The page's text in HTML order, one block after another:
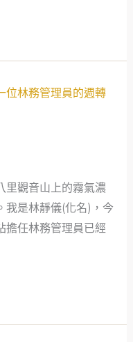
林務管理員的週轉
里觀音山上的霧氣濃
我是林靜儀(化名)，今
擔任林務管理員已經